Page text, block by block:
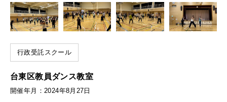
行政受託スクール
台東区教員ダンス教室
開催年月：2024年8月27日